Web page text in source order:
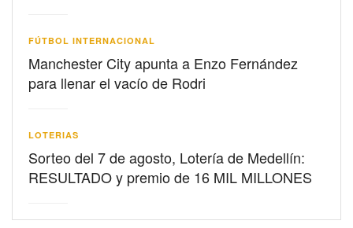
FÚTBOL INTERNACIONAL
Manchester City apunta a Enzo Fernández
para llenar el vacío de Rodri
LOTERIAS
Sorteo del 7 de agosto, Lotería de Medellín:
RESULTADO y premio de 16 MIL MILLONES